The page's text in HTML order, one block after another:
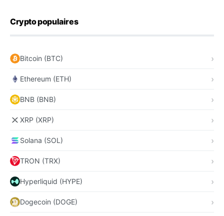
Crypto populaires
Bitcoin (BTC)
Ethereum (ETH)
BNB (BNB)
XRP (XRP)
Solana (SOL)
TRON (TRX)
Hyperliquid (HYPE)
Dogecoin (DOGE)